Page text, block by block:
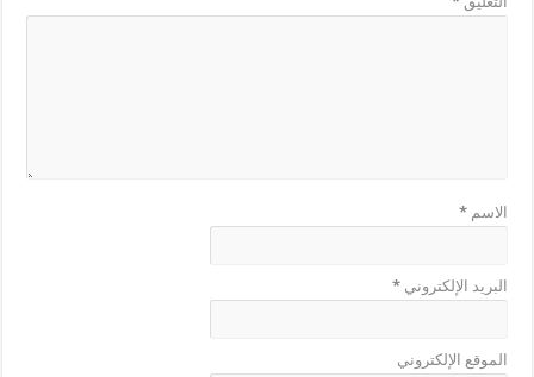
الاسم*
البريد الإلكتروني*
الموقع الإلكتروني